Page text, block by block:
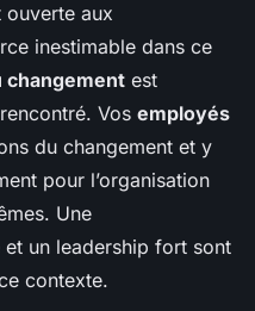
ouverte aux
inestimable dans ce
changement est
Vos employés
du changement et y
pour l’organisation
Une
un leadership fort sont
contexte.